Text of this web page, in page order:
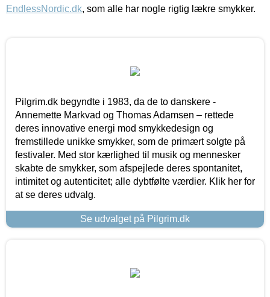
EndlessNordic.dk, som alle har nogle rigtig lækre smykker.
Pilgrim.dk begyndte i 1983, da de to danskere -
Annemette Markvad og Thomas Adamsen – rettede
deres innovative energi mod smykkedesign og
fremstillede unikke smykker, som de primært solgte på
festivaler. Med stor kærlighed til musik og mennesker
skabte de smykker, som afspejlede deres spontanitet,
intimitet og autenticitet; alle dybtfølte værdier. Klik her for
at se deres udvalg.
Se udvalget på Pilgrim.dk